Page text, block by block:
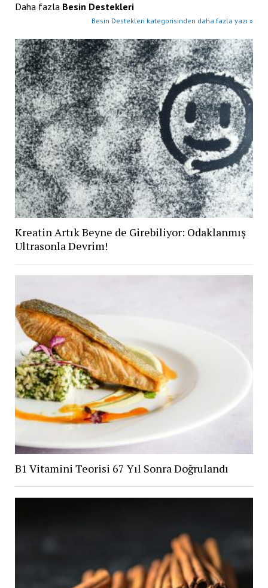
Daha fazla Besin Destekleri
Besin Destekleri kategorisinden daha fazla yazı »
Kreatin Artık Beyne de Girebiliyor: Odaklanmış
Ultrasonla Devrim!
B1 Vitamini Teorisi 67 Yıl Sonra Doğrulandı